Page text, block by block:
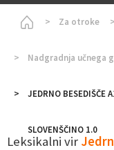
HomepageZa otroke
Nadgradnja učnega
JEDRNO BESEDIŠČE
SLOVENŠČINO 1.0
Leksikalni vir